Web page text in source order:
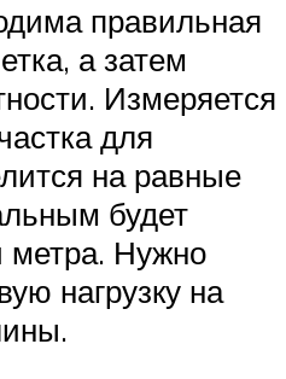
правильная
а затем
Измеряется
для
на равные
будет
метра. Нужно
нагрузку на